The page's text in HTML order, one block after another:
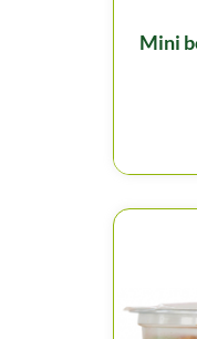
mini bouchée marocaine